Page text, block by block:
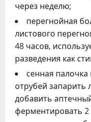
через неделю;
перегнойная
листового
48 часов,
разведения как
сенная
отрубей запарить
добавить
ферментировать 2